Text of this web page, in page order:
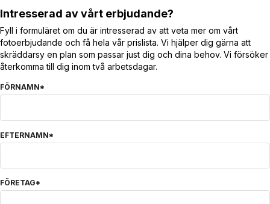
Intresserad av vårt erbjudande?
Fyll i formuläret om du är intresserad av att veta mer om vårt
fotoerbjudande och få hela vår prislista. Vi hjälper dig gärna att
skräddarsy en plan som passar just dig och dina behov. Vi försöker
återkomma till dig inom två arbetsdagar.
FÖRNAMN*
EFTERNAMN*
FÖRETAG*